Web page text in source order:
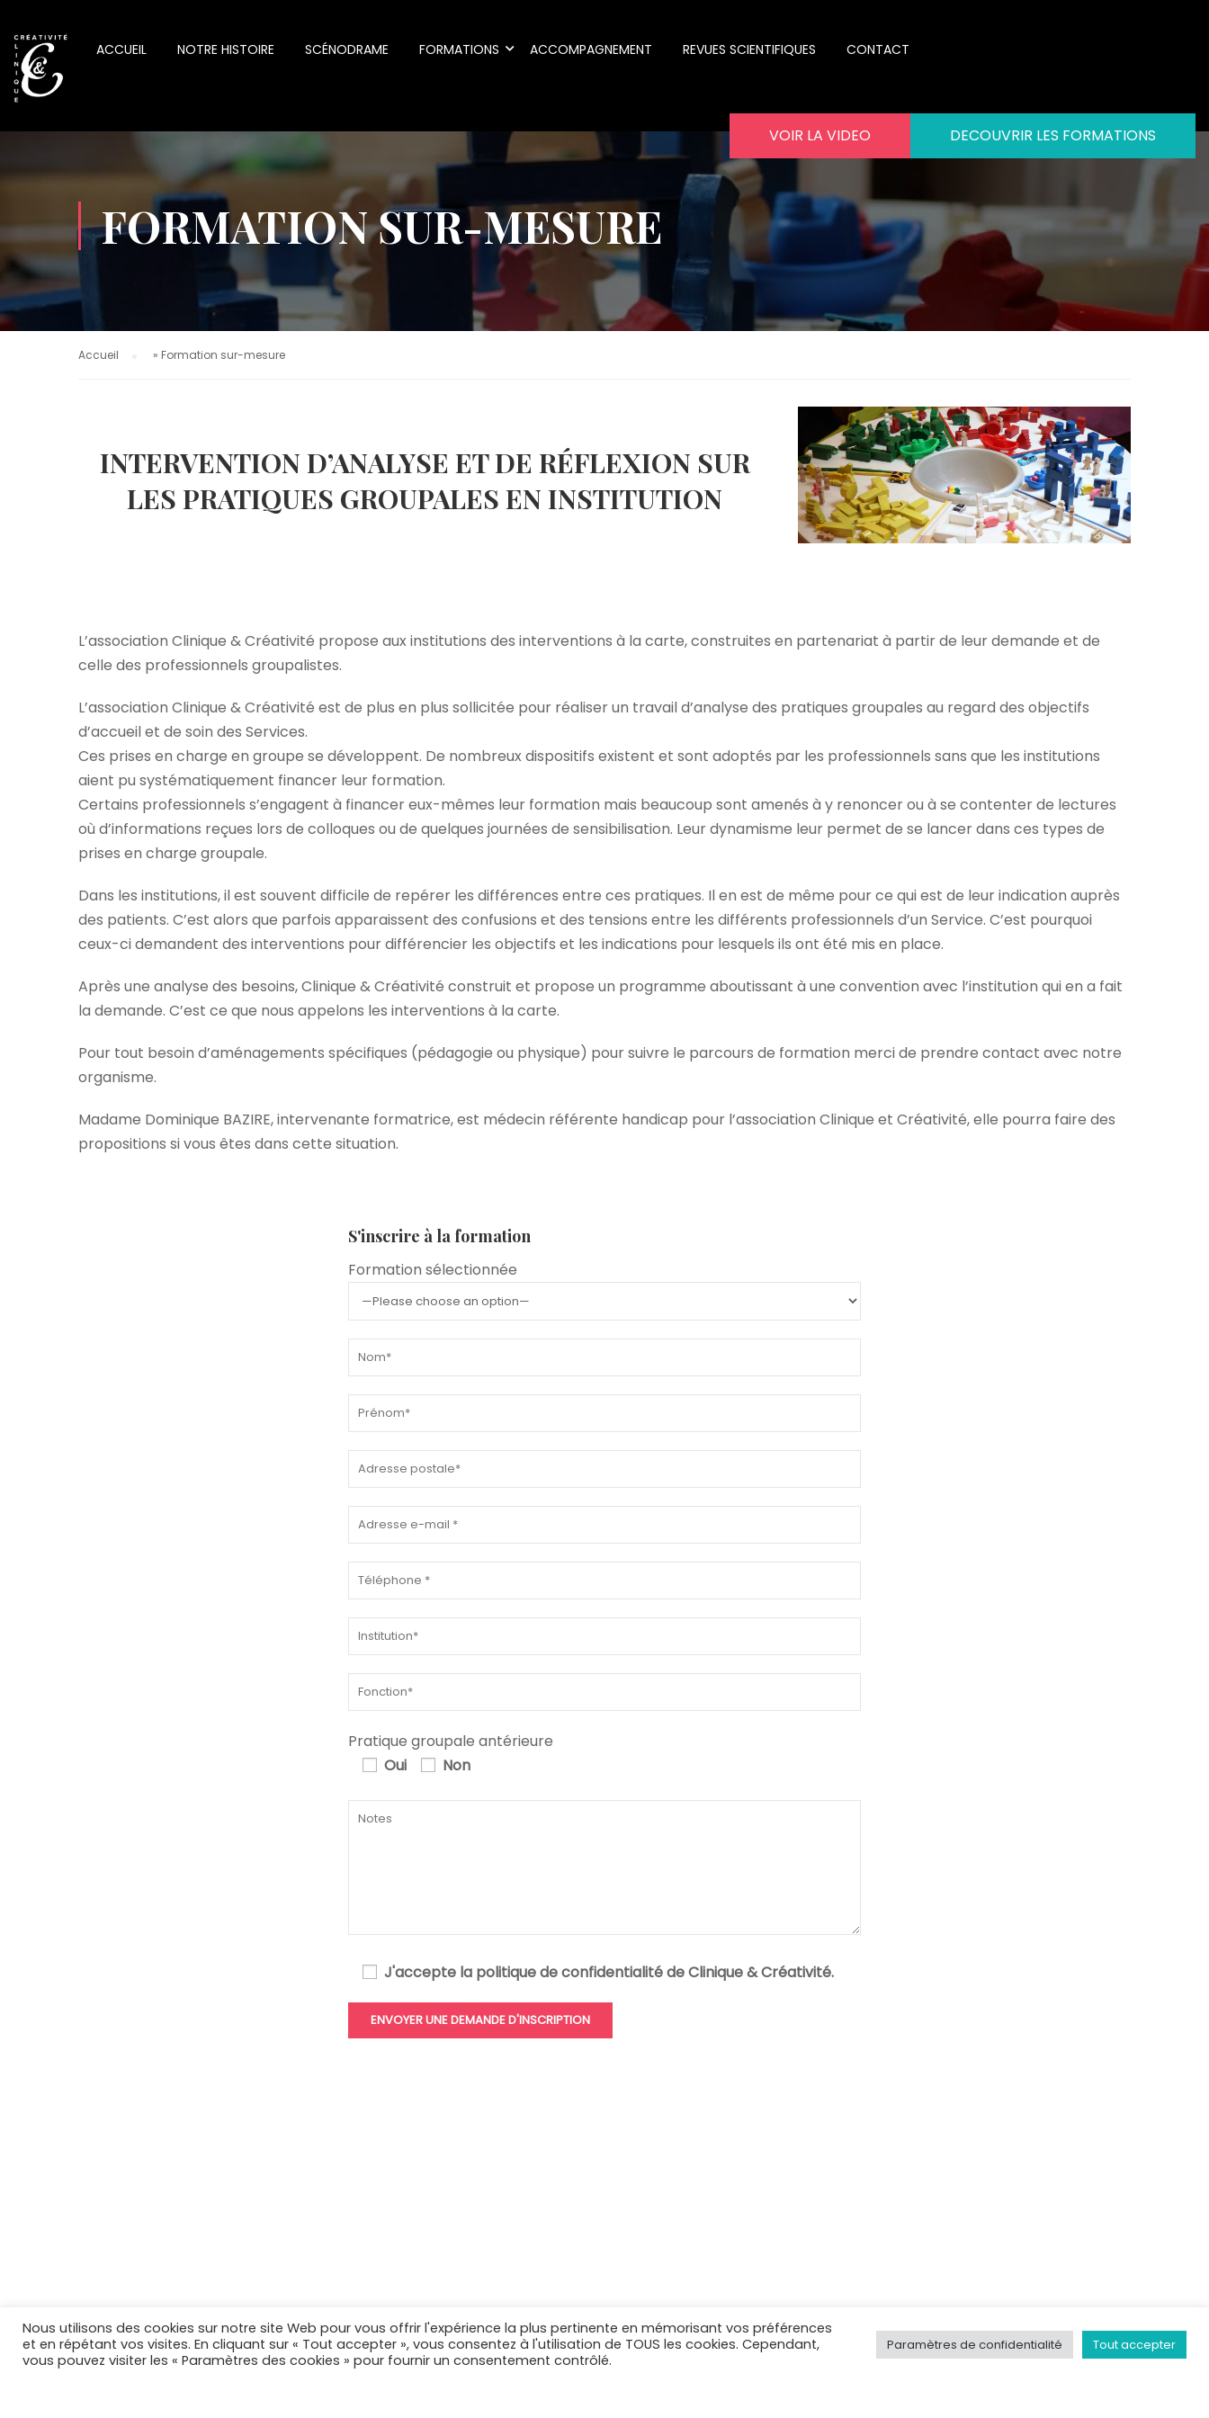
ACCUEIL NOTRE HISTOIRE SCÉNODRAME FORMATIONS ACCOMPAGNEMENT REVUES SCIENTIFIQUES CONTACT
VOIR LA VIDEO DECOUVRIR LES FORMATIONS
FORMATION SUR-MESURE
Accueil » Formation sur-mesure
INTERVENTION D’ANALYSE ET DE RÉFLEXION SUR
LES PRATIQUES GROUPALES EN INSTITUTION
L’association Clinique & Créativité propose aux institutions des interventions à la carte, construites en partenariat à partir de leur demande et de
celle des professionnels groupalistes.
L’association Clinique & Créativité est de plus en plus sollicitée pour réaliser un travail d’analyse des pratiques groupales au regard des objectifs
d’accueil et de soin des Services.
Ces prises en charge en groupe se développent. De nombreux dispositifs existent et sont adoptés par les professionnels sans que les institutions
aient pu systématiquement financer leur formation.
Certains professionnels s’engagent à financer eux-mêmes leur formation mais beaucoup sont amenés à y renoncer ou à se contenter de lectures
où d’informations reçues lors de colloques ou de quelques journées de sensibilisation. Leur dynamisme leur permet de se lancer dans ces types de
prises en charge groupale.
Dans les institutions, il est souvent difficile de repérer les différences entre ces pratiques. Il en est de même pour ce qui est de leur indication auprès
des patients. C’est alors que parfois apparaissent des confusions et des tensions entre les différents professionnels d’un Service. C’est pourquoi
ceux-ci demandent des interventions pour différencier les objectifs et les indications pour lesquels ils ont été mis en place.
Après une analyse des besoins, Clinique & Créativité construit et propose un programme aboutissant à une convention avec l’institution qui en a fait
la demande. C’est ce que nous appelons les interventions à la carte.
Pour tout besoin d’aménagements spécifiques (pédagogie ou physique) pour suivre le parcours de formation merci de prendre contact avec notre
organisme.
Madame Dominique BAZIRE, intervenante formatrice, est médecin référente handicap pour l’association Clinique et Créativité, elle pourra faire des
propositions si vous êtes dans cette situation.
S'inscrire à la formation
Formation sélectionnée
Pratique groupale antérieure
Oui
Non
J'accepte la politique de confidentialité de Clinique & Créativité.
Nous utilisons des cookies sur notre site Web pour vous offrir l'expérience la plus pertinente en mémorisant vos préférences
et en répétant vos visites. En cliquant sur « Tout accepter », vous consentez à l'utilisation de TOUS les cookies. Cependant,
vous pouvez visiter les « Paramètres des cookies » pour fournir un consentement contrôlé.
Paramètres de confidentialité Tout accepter